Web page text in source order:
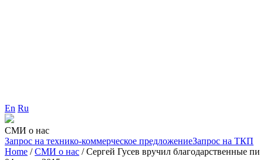
En Ru
СМИ о нас
Запрос на технико-коммерческое предложениеЗапрос на ТКП
Home /СМИ о нас /Сергей Гусев вручил благодарственные